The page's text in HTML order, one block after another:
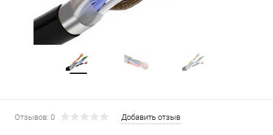
Отзывов: 0 Добавить отзыв